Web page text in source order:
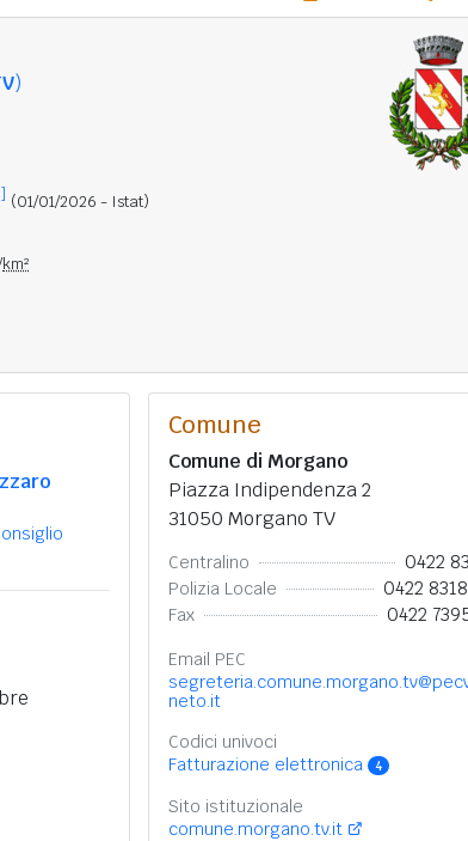
)
(01/01/2026 - Istat)
km²
Comune
Comune di Morgano
Piazza Indipendenza 2
31050 Morgano TV
Centralino 0422
Polizia Locale 0422
Fax 0422
Email PEC
neto.it
Codici univoci
Fatturazione elettronica
4
Sito istituzionale
comune.morgano.tv.it